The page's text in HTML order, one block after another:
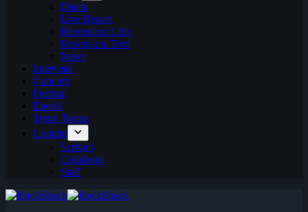
Dischi
Live Report
Recensioni Libri
Recensioni Dvd
News
Interviste
Concerti
Festival
Ebook
Trend Topics
Contatti
Scrivici
Collabora
Staff